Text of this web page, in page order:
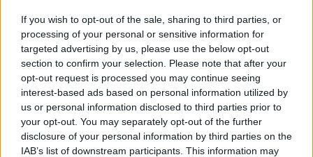
If you wish to opt-out of the sale, sharing to third parties, or
processing of your personal or sensitive information for
targeted advertising by us, please use the below opt-out
section to confirm your selection. Please note that after your
opt-out request is processed you may continue seeing
interest-based ads based on personal information utilized by
us or personal information disclosed to third parties prior to
your opt-out. You may separately opt-out of the further
disclosure of your personal information by third parties on the
IAB’s list of downstream participants. This information may
17 órája
Megvan, mikor kezdődik az F1-es Bahreini Nagydíj
Malajziában